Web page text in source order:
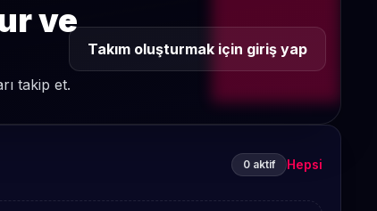
ve
takip et.
Takım oluşturmak için giriş yap
0 aktif Hepsi